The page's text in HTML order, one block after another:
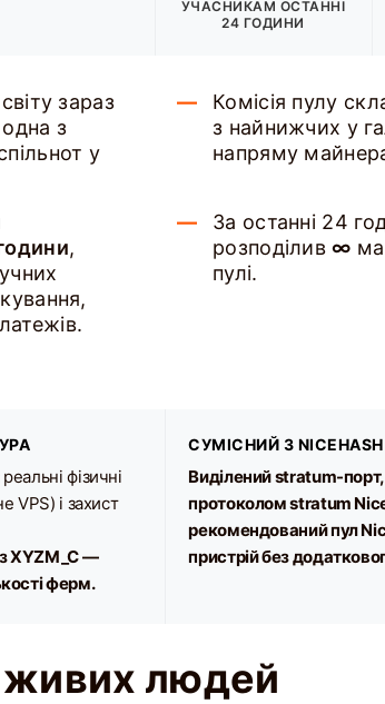
УЧАСНИКАМ ОСТАННІ
24 ГОДИНИ
зараз
з
у
Комісія пулу
з найнижчих у
напряму
,
За останні 24
розподілив∞
пулі.
реальні фізичні
VPS) і захист
XYZM_C —
ферм.
СУМІСНИЙ З NICEHASH
Виділений stratum-порт,
протоколом stratum
рекомендований пул
пристрій без
живих людей